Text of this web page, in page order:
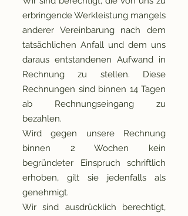
erbringende Werkleistung mangels
anderer Vereinbarung nach dem
tatsächlichen Anfall und dem uns
daraus entstandenen Aufwand in
Rechnung zu stellen. Diese
Rechnungen sind binnen 14 Tagen
ab Rechnungseingang zu
bezahlen.
Wird gegen unsere Rechnung
binnen 2 Wochen kein
begründeter Einspruch schriftlich
erhoben, gilt sie jedenfalls als
genehmigt.
Wir sind ausdrücklich berechtigt,